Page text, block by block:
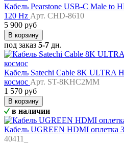
Кабель Pearstone USB-C Male to
120 Hz Арт. CHD-8610
5 900 руб
В корзину
под заказ 5-7 дн.
Кабель Satechi Cable 8K ULTRA
космос Арт. ST-8KHC2MM
1 570 руб
В корзину
в наличии
Кабель UGREEN HDMI оплетка
40411_